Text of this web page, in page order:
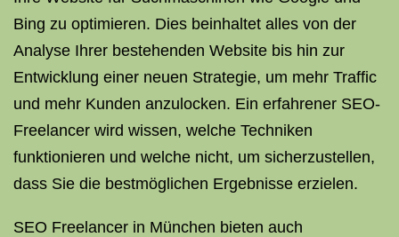
Bing zu optimieren. Dies beinhaltet alles von der
Analyse Ihrer bestehenden Website bis hin zur
Entwicklung einer neuen Strategie, um mehr Traffic
und mehr Kunden anzulocken. Ein erfahrener SEO-
Freelancer wird wissen, welche Techniken
funktionieren und welche nicht, um sicherzustellen,
dass Sie die bestmöglichen Ergebnisse erzielen.
SEO Freelancer in München bieten auch